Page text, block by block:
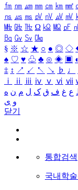
㎙ ㎚ ㎛ ㎜ ㎝ ㎞ ㎟
㎱ ㎲ ㎳ ㎴ ㎵ ㎶ ㎷
㎒ ㎓ ㎔ Ω ㏀ ㏁ ㎊
㏃ ㏉ ㏜ ㏆
§ ※ ☆ ★ ○ ● ◎ ◇
♠ ♡ ♥ ♧ ♣ ⊙ ◈ ▣ ◐
‡ ↕ ↗ ↙ ↖ ↘ ♭ ♩
ⅰ
ⅱ ⅲ ⅳ ⅴ ⅵ ⅶ
ع غ ف ق ک ل م ن ه
و ی
닫기
통합검색
국내학